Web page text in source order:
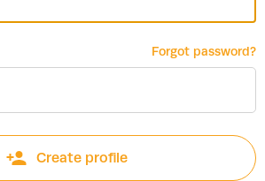
Forgot password?
Create profile